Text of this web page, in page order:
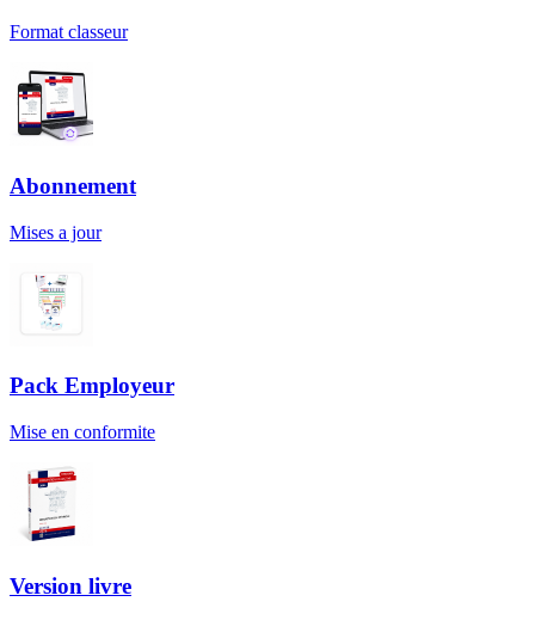
Format classeur
Abonnement
Mises a jour
Pack Employeur
Mise en conformite
Version livre